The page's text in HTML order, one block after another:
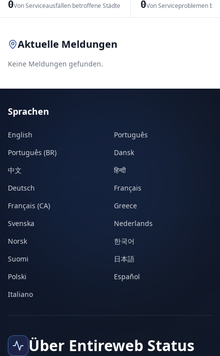
0Von Serviceausfällen betroffene Städte 0Von Serviceproblemen
Aktuelle Meldungen
Keine Meldungen gefunden.
Sprachen
English
Português
Português (BR)
Dansk
中文
हिन्दी
Deutsch
Français
Français (CA)
Greece
Svenska
Nederlands
Norsk
한국어
Suomi
日本語
Polski
Español
Italiano
Über Entireweb Status